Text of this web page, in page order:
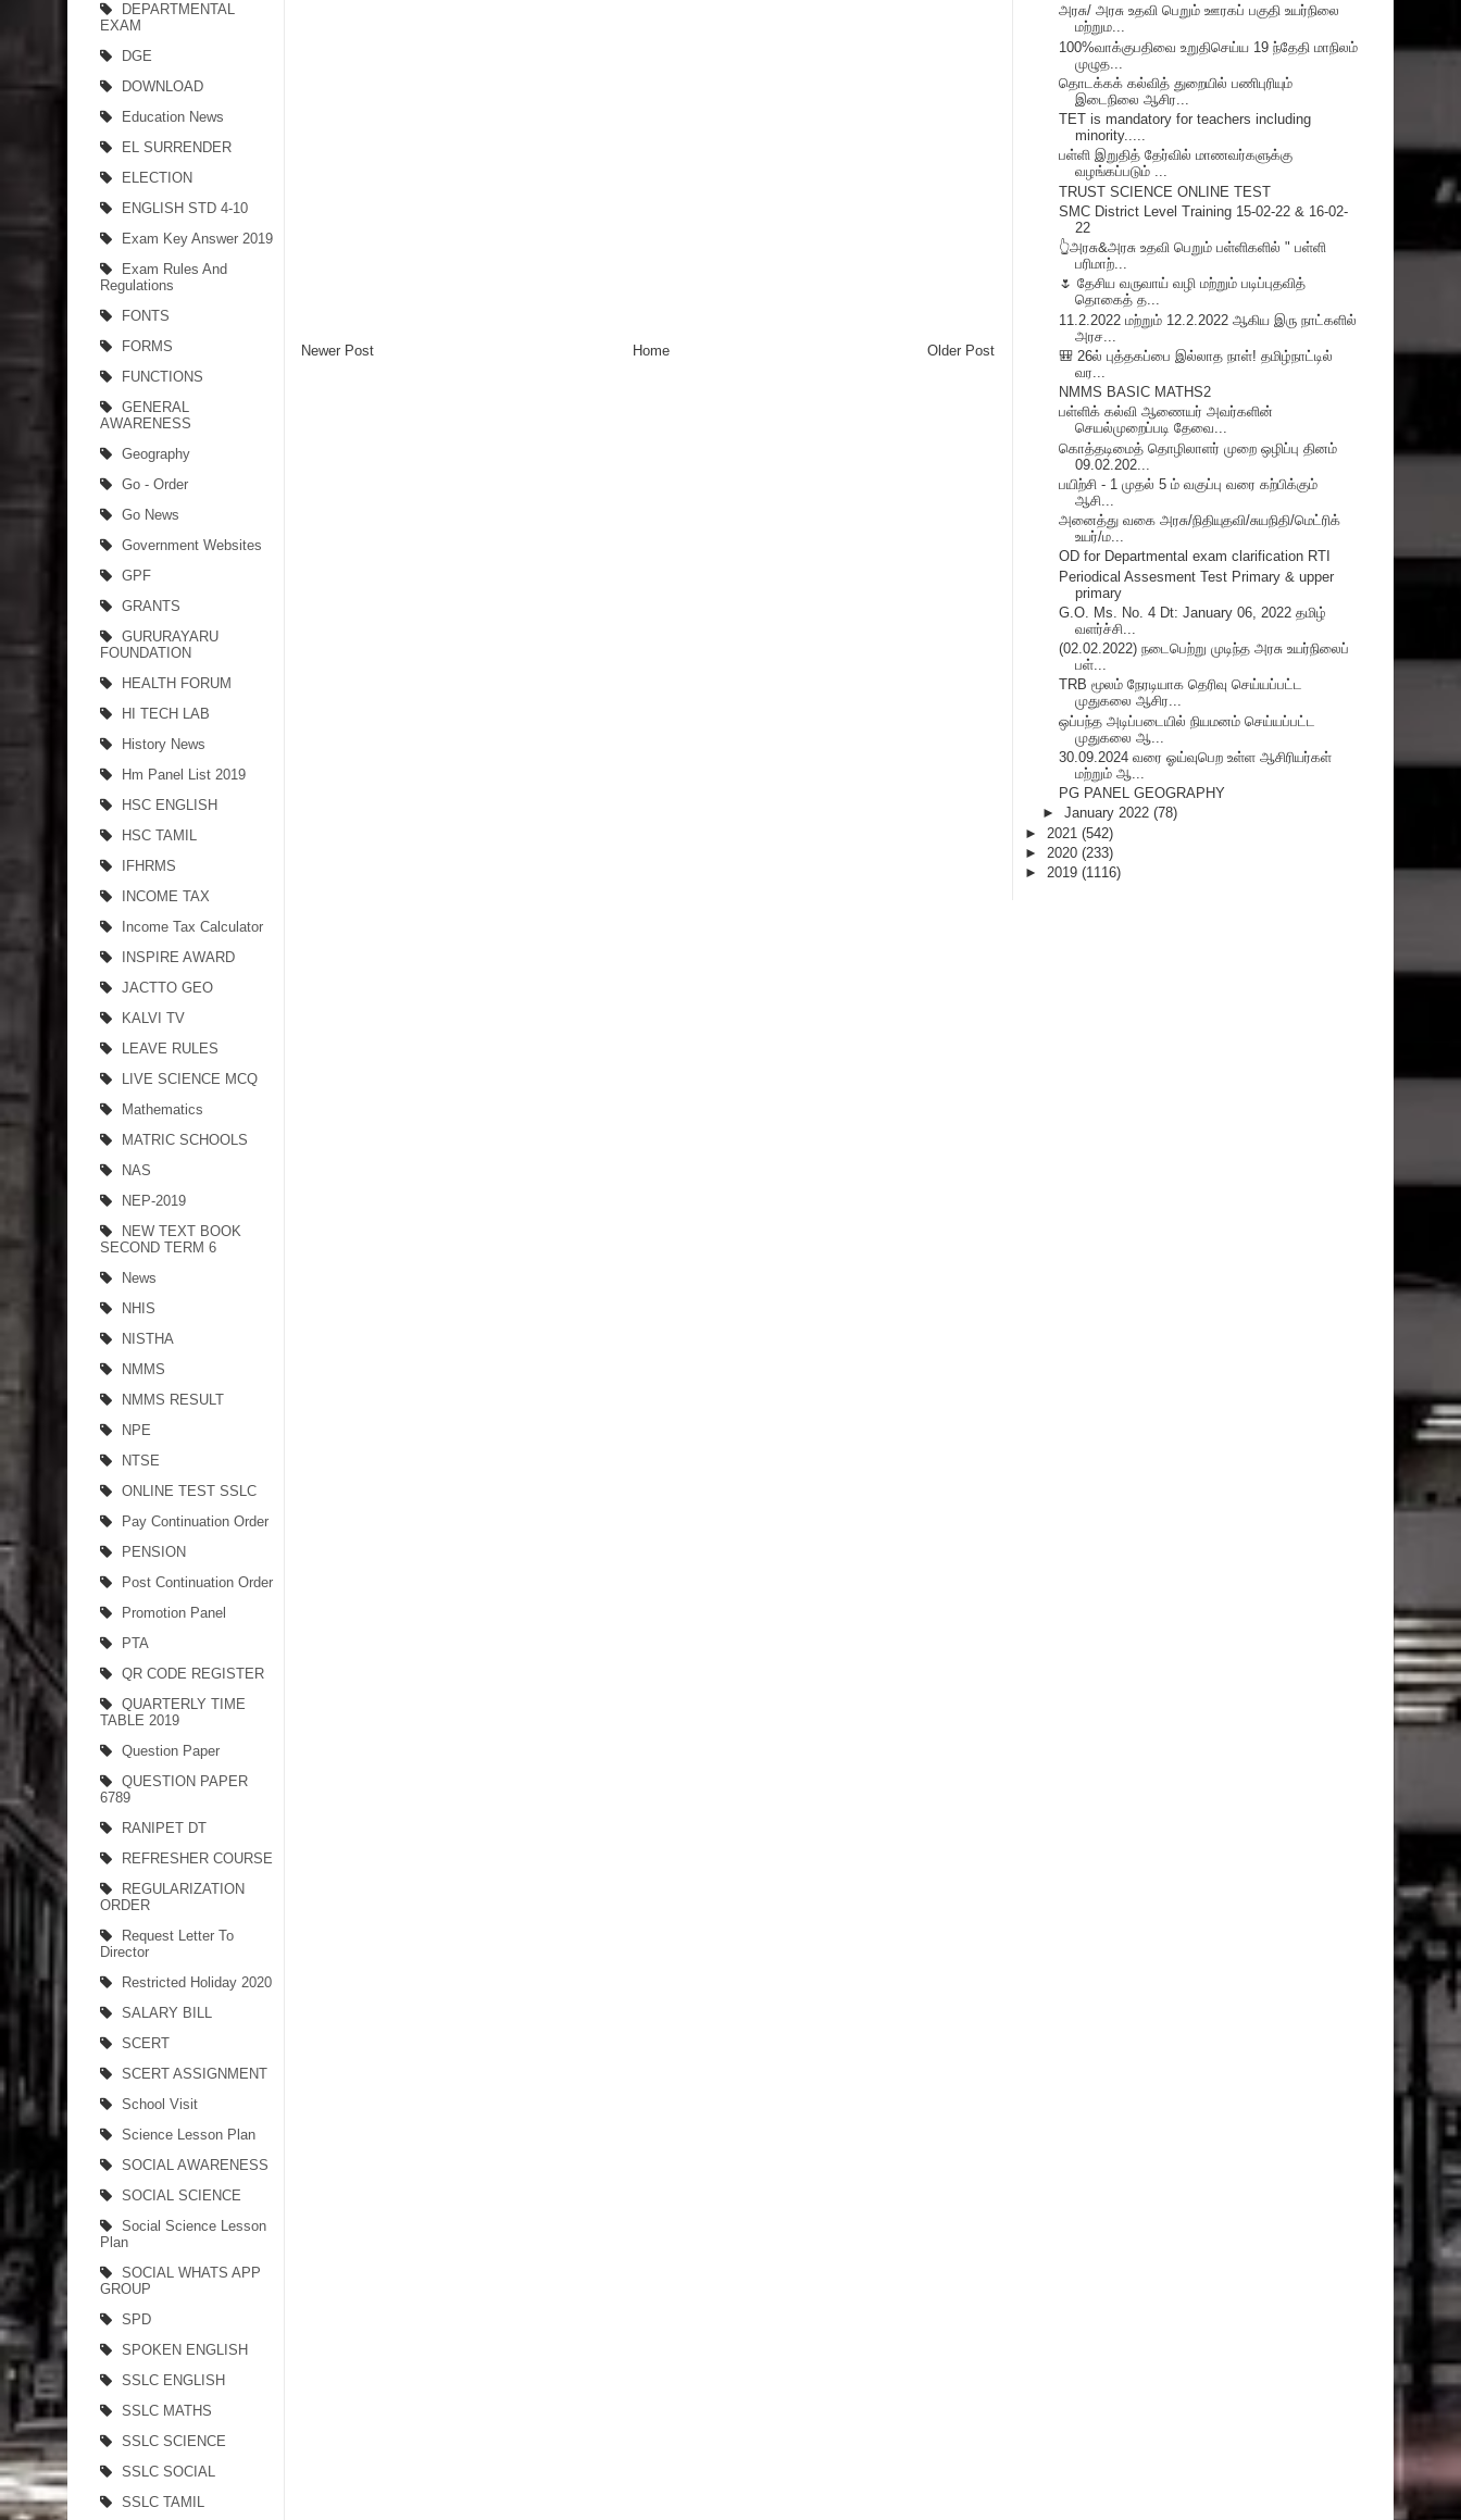
DEPARTMENTAL
EXAM
DGE
DOWNLOAD
Education News
EL SURRENDER
ELECTION
ENGLISH STD 4-10
Exam Key Answer 2019
Exam Rules And
Regulations
FONTS
FORMS
FUNCTIONS
GENERAL
AWARENESS
Geography
Go - Order
Go News
Government Websites
GPF
GRANTS
GURURAYARU
FOUNDATION
HEALTH FORUM
HI TECH LAB
History News
Hm Panel List 2019
HSC ENGLISH
HSC TAMIL
IFHRMS
INCOME TAX
Income Tax Calculator
INSPIRE AWARD
JACTTO GEO
KALVI TV
LEAVE RULES
LIVE SCIENCE MCQ
Mathematics
MATRIC SCHOOLS
NAS
NEP-2019
NEW TEXT BOOK
SECOND TERM 6
News
NHIS
NISTHA
NMMS
NMMS RESULT
NPE
NTSE
ONLINE TEST SSLC
Pay Continuation Order
PENSION
Post Continuation Order
Promotion Panel
PTA
QR CODE REGISTER
QUARTERLY TIME
TABLE 2019
Question Paper
QUESTION PAPER
6789
RANIPET DT
REFRESHER COURSE
REGULARIZATION
ORDER
Request Letter To
Director
Restricted Holiday 2020
SALARY BILL
SCERT
SCERT ASSIGNMENT
School Visit
Science Lesson Plan
SOCIAL AWARENESS
SOCIAL SCIENCE
Social Science Lesson
Plan
SOCIAL WHATS APP
GROUP
SPD
SPOKEN ENGLISH
SSLC ENGLISH
SSLC MATHS
SSLC SCIENCE
SSLC SOCIAL
SSLC TAMIL
Newer Post Older Post
Home
அரசு/ அரசு உதவி பெறும் ஊரகப் பகுதி உயர்நிலை
மற்றும...
100%வாக்குபதிவை உறுதிசெய்ய 19 ந்தேதி மாநிலம்
முழுத...
தொடக்கக் கல்வித் துறையில் பணிபுரியும்
இடைநிலை ஆசிர...
TET is mandatory for teachers including
minority.....
பள்ளி இறுதித் தேர்வில் மாணவர்களுக்கு
வழங்கப்படும் ...
TRUST SCIENCE ONLINE TEST
SMC District Level Training 15-02-22 & 16-02-
22
👆அரசு&அரசு உதவி பெறும் பள்ளிகளில் " பள்ளி
பரிமாற்...
🌷 தேசிய வருவாய் வழி மற்றும் படிப்புதவித்
தொகைத் த...
11.2.2022 மற்றும் 12.2.2022 ஆகிய இரு நாட்களில்
அரச...
🎒 26ல் புத்தகப்பை இல்லாத நாள்! தமிழ்நாட்டில்
வர...
NMMS BASIC MATHS2
பள்ளிக் கல்வி ஆணையர் அவர்களின்
செயல்முறைப்படி தேவை...
கொத்தடிமைத் தொழிலாளர் முறை ஒழிப்பு தினம்
09.02.202...
பயிற்சி - 1 முதல் 5 ம் வகுப்பு வரை கற்பிக்கும்
ஆசி...
அனைத்து வகை அரசு/நிதியுதவி/சுயநிதி/மெட்ரிக்
உயர்/ம...
OD for Departmental exam clarification RTI
Periodical Assesment Test Primary & upper
primary
G.O. Ms. No. 4 Dt: January 06, 2022 தமிழ்
வளர்ச்சி...
(02.02.2022) நடைபெற்று முடிந்த அரசு உயர்நிலைப்
பள்...
TRB மூலம் நேரடியாக தெரிவு செய்யப்பட்ட
முதுகலை ஆசிர...
ஒப்பந்த அடிப்படையில் நியமனம் செய்யப்பட்ட
முதுகலை ஆ...
30.09.2024 வரை ஓய்வுபெற உள்ள ஆசிரியர்கள்
மற்றும் ஆ...
PG PANEL GEOGRAPHY
► January 2022 (78)
► 2021 (542)
► 2020 (233)
► 2019 (1116)